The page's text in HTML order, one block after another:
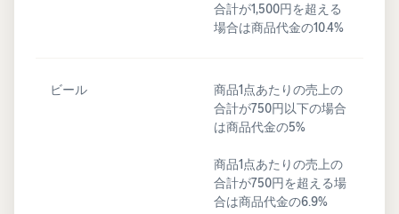
合計が1,500円を超える
場合は商品代金の10.4%
ビール
商品1点あたりの売上の
合計が750円以下の場合
は商品代金の5%
商品1点あたりの売上の
合計が750円を超える場
合は商品代金の6.9%